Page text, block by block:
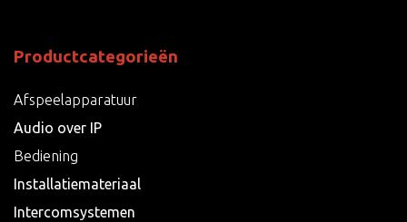
Productcategorieën
Afspeelapparatuur
Audio over IP
Bediening
Installatiemateriaal
Intercomsystemen